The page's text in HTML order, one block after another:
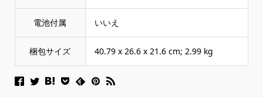
電池付属 ‎いいえ
梱包サイズ ‎40.79 x 26.6 x 21.6 cm; 2.99 kg